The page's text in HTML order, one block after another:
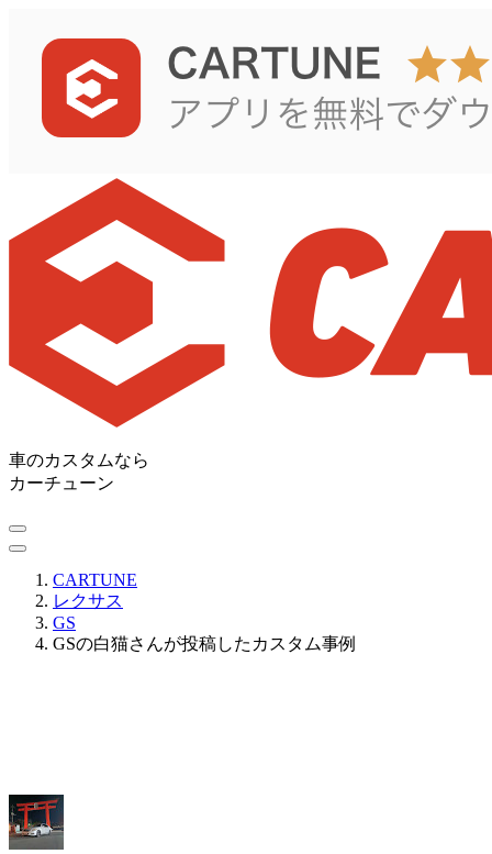
車のカスタムなら
カーチューン
CARTUNE
レクサス
GS
GSの白猫さんが投稿したカスタム事例